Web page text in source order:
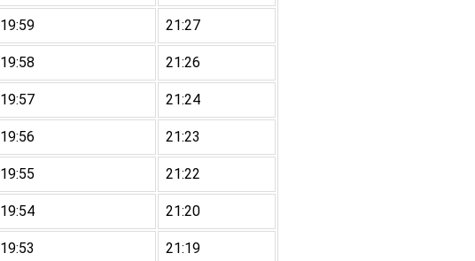
19:59 21:27
19:58 21:26
19:57 21:24
19:56 21:23
19:55 21:22
19:54 21:20
19:53 21:19